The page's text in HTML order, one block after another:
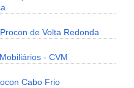
de Volta Redonda
- CVM
Cabo Frio